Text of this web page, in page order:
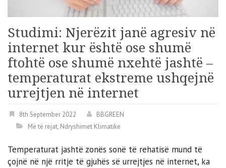
Studimi: Njerëzit janë agresiv në
internet kur është ose shumë
ftohtë ose shumë nxehtë jashtë –
temperaturat ekstreme ushqejnë
urrejtjen në internet
8th September 2022
BBGREEN
Më të rejat, Ndryshimet Klimatike
Temperaturat jashtë zonës sonë të rehatisë mund të
çojnë në një rritje të gjuhës së urrejtjes në internet, ka